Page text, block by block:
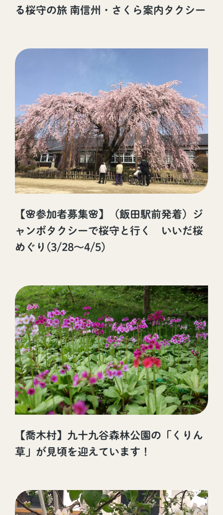
る桜守の旅 南信州・さくら案内タクシー
【🌸参加者募集🌸】（飯田駅前発着）ジ
ャンボタクシーで桜守と行く いいだ桜
めぐり(3/28～4/5)
【喬木村】九十九谷森林公園の「くりん
草」が見頃を迎えています！